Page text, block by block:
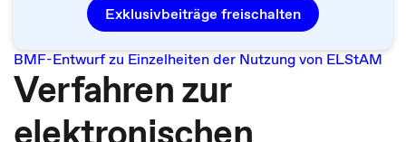
Exklusivbeiträge freischalten
BMF-Entwurf zu Einzelheiten der Nutzung von ELStAM
Verfahren zur